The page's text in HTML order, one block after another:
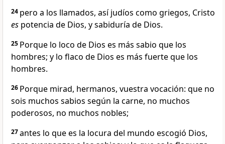
24 pero a los llamados, así judíos como griegos, Cristo
es potencia de Dios, y sabiduría de Dios.
25 Porque lo loco de Dios es más sabio que los
hombres; y lo flaco de Dios es más fuerte que los
hombres.
26 Porque mirad, hermanos, vuestra vocación: que no
sois muchos sabios según la carne, no muchos
poderosos, no muchos nobles;
27antes lo que es la locura del mundo escogió Dios,